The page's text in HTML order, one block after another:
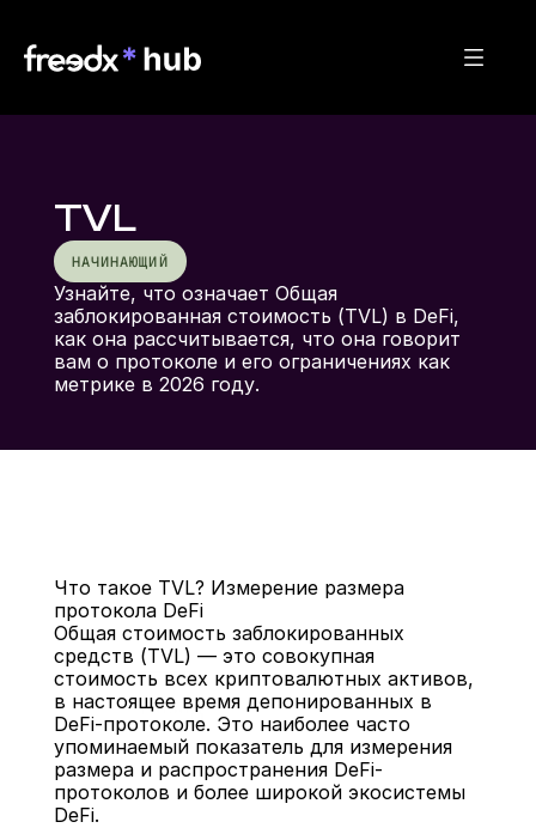
TVL
НАЧИНАЮЩИЙ
Узнайте, что означает Общая
заблокированная стоимость (TVL) в DeFi,
как она рассчитывается, что она говорит
вам о протоколе и его ограничениях как
метрике в 2026 году.
Назад
Что такое TVL? Измерение размера
протокола DeFi
Общая стоимость заблокированных
средств (TVL) — это совокупная
стоимость всех криптовалютных активов,
в настоящее время депонированных в
DeFi-протоколе. Это наиболее часто
упоминаемый показатель для измерения
размера и распространения DeFi-
протоколов и более широкой экосистемы
DeFi.